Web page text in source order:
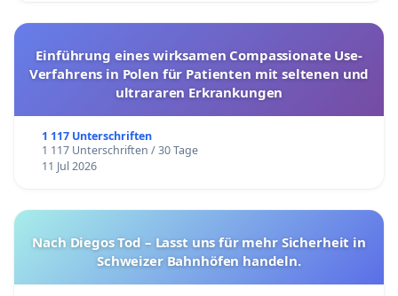
Einführung eines wirksamen Compassionate Use-
Verfahrens in Polen für Patienten mit seltenen und
ultrararen Erkrankungen
1 117 Unterschriften
1 117 Unterschriften / 30 Tage
11 Jul 2026
Nach Diegos Tod – Lasst uns für mehr Sicherheit in
Schweizer Bahnhöfen handeln.